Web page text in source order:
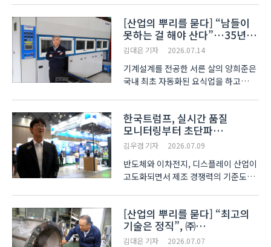
보장하지는 않는다. 준비되지 않은
승계가 조직의 긴장을 무너뜨리고 기업
경쟁력을 떨어뜨린 사례도 적지 않다. ..
[산업의 뿌리를 묻다] “남들이
못하는 걸 해야 산다”…35년
세척기 외길 ㈜클레슨
김대은 기자 2026.07.14
기계설계를 전공한 서른 살의 양희준은
국내 최초 자동화된 요식업을 하고
자동화할 생각이었다. 그러나 설비와
점포 비용을 계산한 뒤 꿈을 접었고,
그가 다시 붙든 것은 자신..
한국트럼프, 실시간 품질
모니터링부터 초단파
레이저까지 공개… AI 기반
김우겸 기자 2026.07.09
반도체와 이차전지, 디스플레이 산업이
고도화되면서 제조 경쟁력의 기준도
편차를 실시간으로 관리하고, 초미세
가공의 정밀도를 높이는 기술이 생산
현장의 핵심 과제로 떠오..
[산업의 뿌리를 묻다] “최고의
기술은 정직”, ㈜
코리아인바이텍 박종호 대표
김대은 기자 2026.07.07